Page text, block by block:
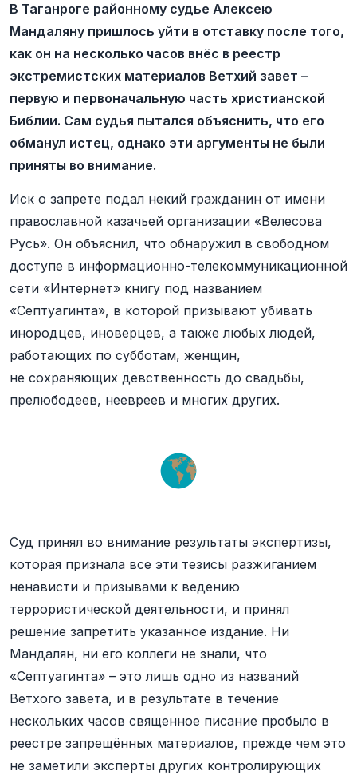
В Таганроге районному судье Алексею
Мандаляну пришлось уйти в отставку после того,
как он на несколько часов внёс в реестр
экстремистских материалов Ветхий завет –
первую и первоначальную часть христианской
Библии. Сам судья пытался объяснить, что его
обманул истец, однако эти аргументы не были
приняты во внимание.
Иск о запрете подал некий гражданин от имени
православной казачьей организации «Велесова
Русь». Он объяснил, что обнаружил в свободном
доступе в информационно-телекоммуникационной
сети «Интернет» книгу под названием
«Септуагинта», в которой призывают убивать
инородцев, иноверцев, а также любых людей,
работающих по субботам, женщин,
не сохраняющих девственность до свадьбы,
прелюбодеев, неевреев и многих других.
Суд принял во внимание результаты экспертизы,
которая признала все эти тезисы разжиганием
ненависти и призывами к ведению
террористической деятельности, и принял
решение запретить указанное издание. Ни
Мандалян, ни его коллеги не знали, что
«Септуагинта» – это лишь одно из названий
Ветхого завета, и в результате в течение
нескольких часов священное писание пробыло в
реестре запрещённых материалов, прежде чем это
не заметили эксперты других контролирующих